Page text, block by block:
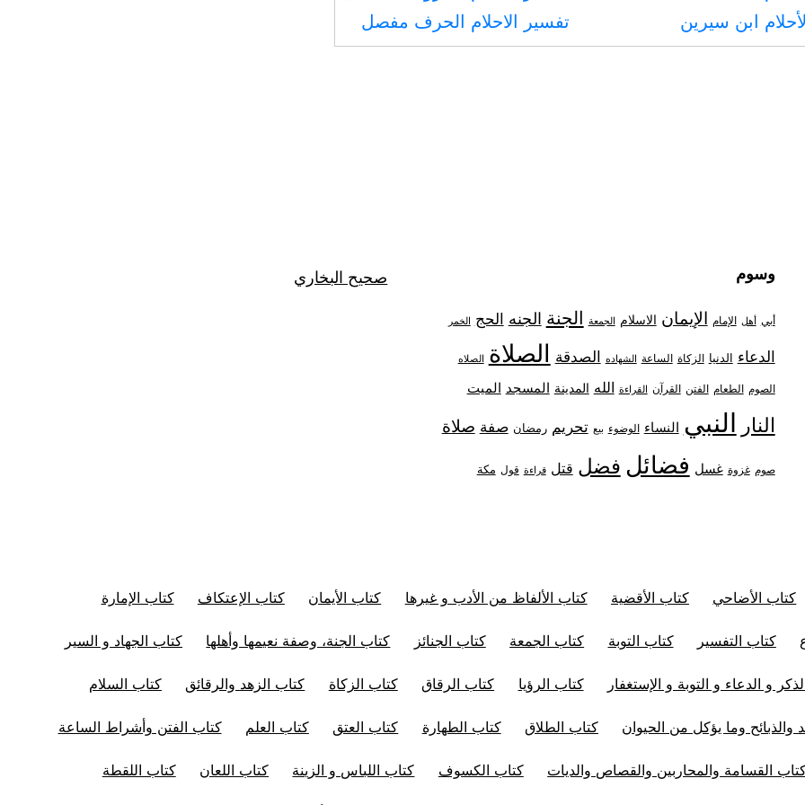
ابن سيرين
تفسير الاحلام الحرف مفصل
وسوم
أبي أهل الإمام الإيمان الاسلام الجمعة الجنة الجنه الحج الخمر
الدعاء الدنيا الزكاة الساعة الشهاده الصدقة الصلاة الصلاه
الصوم الطعام الفتن القرآن القراءة الله المدينة المسجد الميت
النار النبي النساء الوضوء بيع تحريم رمضان صفة صلاة
صوم غزوة غسل فضائل فضل قتل قراءة قول مكة
صحيح البخاري
كتاب الأضاحي كتاب الأقضية كتاب الألفاظ من الأدب و غيرها كتاب الأيمان كتاب الإعتكاف كتاب الإمارة
كتاب التفسير كتاب التوبة كتاب الجمعة كتاب الجنائز كتاب الجنة، وصفة نعيمها وأهلها كتاب الجهاد و السير
و الدعاء و التوبة و الإستغفار كتاب الرؤيا كتاب الرقاق كتاب الزكاة كتاب الزهد والرقائق كتاب السلام
والذبائح وما يؤكل من الحيوان كتاب الطلاق كتاب الطهارة كتاب العتق كتاب العلم كتاب الفتن وأشراط الساعة
القسامة والمحاربين والقصاص والديات كتاب الكسوف كتاب اللباس و الزينة كتاب اللعان كتاب اللقطة